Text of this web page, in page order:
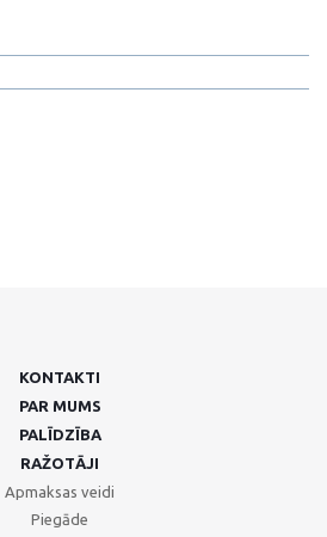
KONTAKTI
PAR MUMS
PALĪDZĪBA
RAŽOTĀJI
Apmaksas veidi
Piegāde